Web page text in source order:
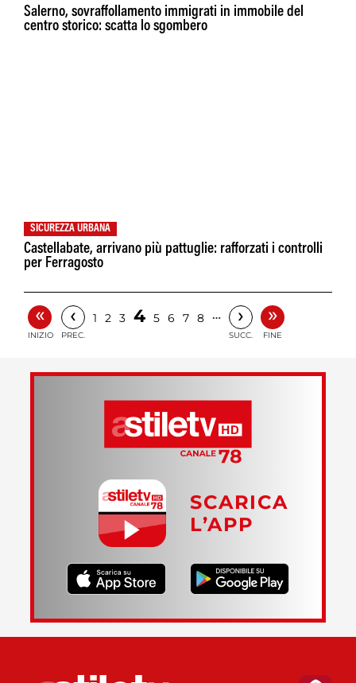
Salerno, sovraffollamento immigrati in immobile del
centro storico: scatta lo sgombero
SICUREZZA URBANA
Castellabate, arrivano più pattuglie: rafforzati i controlli
per Ferragosto
«
INIZIO
‹
PREC.
1 2 3 4 5 6 7 8 … ›
SUCC.
»
FINE
SCARICA
L’APP